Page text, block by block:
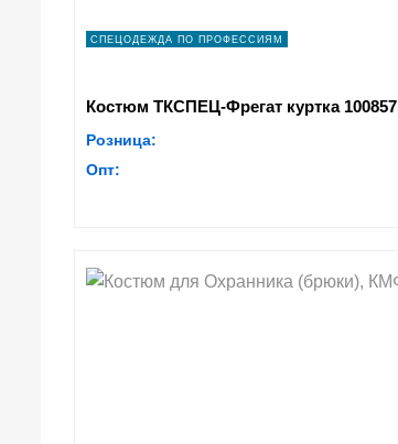
СПЕЦОДЕЖДА ПО ПРОФЕССИЯМ
Костюм ТКСПЕЦ-Фрегат куртка 100857
Розница:
Опт: